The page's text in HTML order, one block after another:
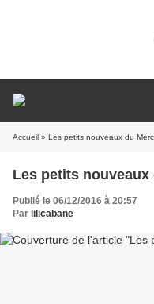
Accueil » Les petits nouveaux du
Les petits nouveaux
Publié le 06/12/2016 à 20:57
Par lilicabane